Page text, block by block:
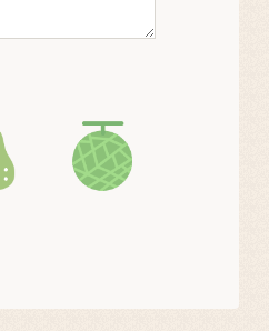
アイコン7